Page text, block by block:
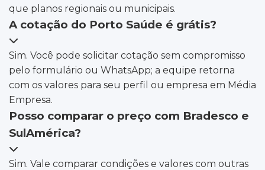
que planos regionais ou municipais.
A cotação do Porto Saúde é grátis?
Sim. Você pode solicitar cotação sem compromisso
pelo formulário ou WhatsApp; a equipe retorna
com os valores para seu perfil ou empresa em Média
Empresa.
Posso comparar o preço com Bradesco e
SulAmérica?
Sim. Vale comparar condições e valores com outras